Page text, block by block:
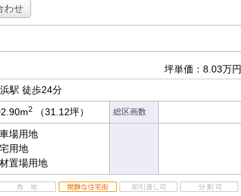
わせ
坪単価：8.03万円
駅 徒歩24分
2 （31.12坪） 総区画数
場用地
用地
置場用地